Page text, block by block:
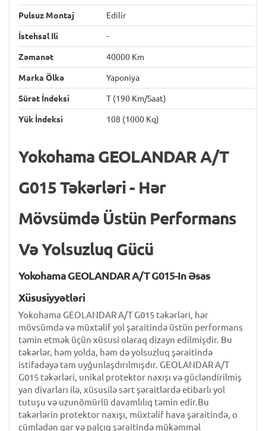
Pulsuz Montaj Edilir
İstehsal Ili -
Zəmanət 40000 Km
Marka Ölkə Yaponiya
Sürət İndeksi T (190 Km/saat)
Yük İndeksi 108 (1000 Kq)
Yokohama GEOLANDAR A/T
G015 Təkərləri - Hər
Mövsümdə Üstün Performans
Və Yolsuzluq Gücü
Yokohama GEOLANDAR A/T G015-In Əsas
Xüsusiyyətləri
Yokohama GEOLANDAR A/T G015 təkərləri, hər
mövsümdə və müxtəlif yol şəraitində üstün performans
təmin etmək üçün xüsusi olaraq dizayn edilmişdir. Bu
təkərlər, həm yolda, həm də yolsuzluq şəraitində
istifadəyə tam uyğunlaşdırılmışdır. GEOLANDAR A/T
G015 təkərləri, unikal protektor naxışı və gücləndirilmiş
yan divarları ilə, xüsusilə sərt şəraitlərdə etibarlı yol
tutuşu və uzunömürlü davamlılıq təmin edir.Bu
təkərlərin protektor naxışı, müxtəlif hava şəraitində, o
cümlədən qar və palçıq şəraitində mükəmməl